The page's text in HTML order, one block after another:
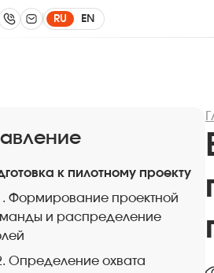
RU EN
к пилотному проекту
Формирование проектной
и распределение
Определение охвата